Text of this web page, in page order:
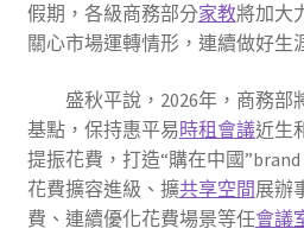
假期，各級商務部分家教將加大
關心市場運轉情形，連續做好生
盛秋平說，2026年，商務
基點，保持惠平易時租會議近生
提振花費，打造“購在中國
花費擴容進級、擴共享空間展辦
費、連續優化花費場景等任會議